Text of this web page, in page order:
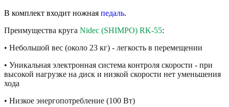
В комплект входит ножная педаль.
Преимущества круга Nidec (SHIMPO) RK-55:
• Небольшой вес (около 23 кг) - легкость в перемещении
• Уникальная электронная система контроля скорости - при
высокой нагрузке на диск и низкой скорости нет уменьшения
хода
• Низкое энергопотребление (100 Вт)